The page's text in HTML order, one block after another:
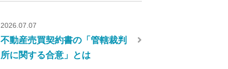
2026.07.07
不動産売買契約書の「管轄裁判
所に関する合意」とは